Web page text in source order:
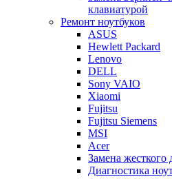
клавиатурой
Ремонт ноутбуков
ASUS
Hewlett Packard
Lenovo
DELL
Sony VAIO
Xiaomi
Fujitsu
Fujitsu Siemens
MSI
Acer
Замена жесткого
Диагностика